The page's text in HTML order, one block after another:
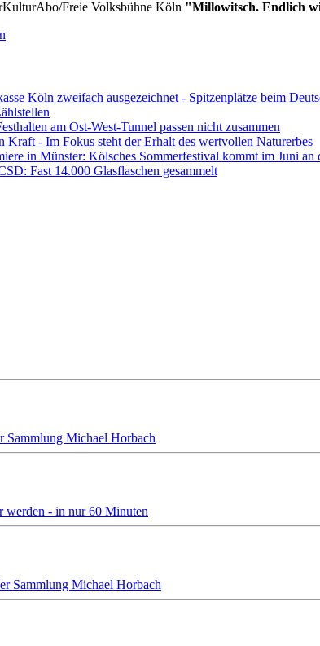
Freie Volksbühne Köln "Millowitsch. Endlich
Köln zweifach ausgezeichnet - Spitzenplätze beim
am Ost-West-Tunnel passen nicht zusammen
- Im Fokus steht der Erhalt des wertvollen Naturerbes
in Münster: Kölsches Sommerfestival kommt im Juni
Fast 14.000 Glasflaschen gesammelt
Sammlung Michael Horbach
werden - in nur 60 Minuten
Sammlung Michael Horbach